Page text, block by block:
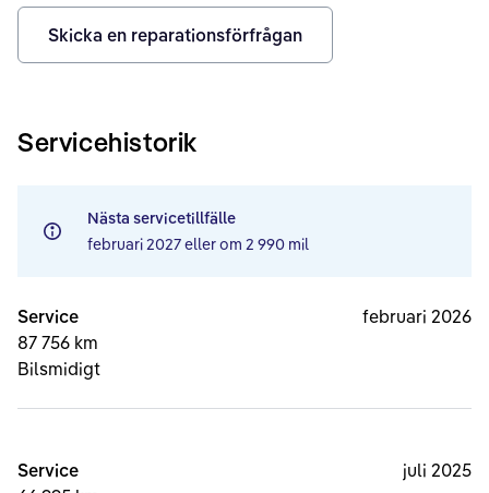
Skicka en reparationsförfrågan
Servicehistorik
Nästa servicetillfälle
februari 2027eller om 2 990 mil
Service
87 756 km
Bilsmidigt
februari 2026
Service
juli 2025